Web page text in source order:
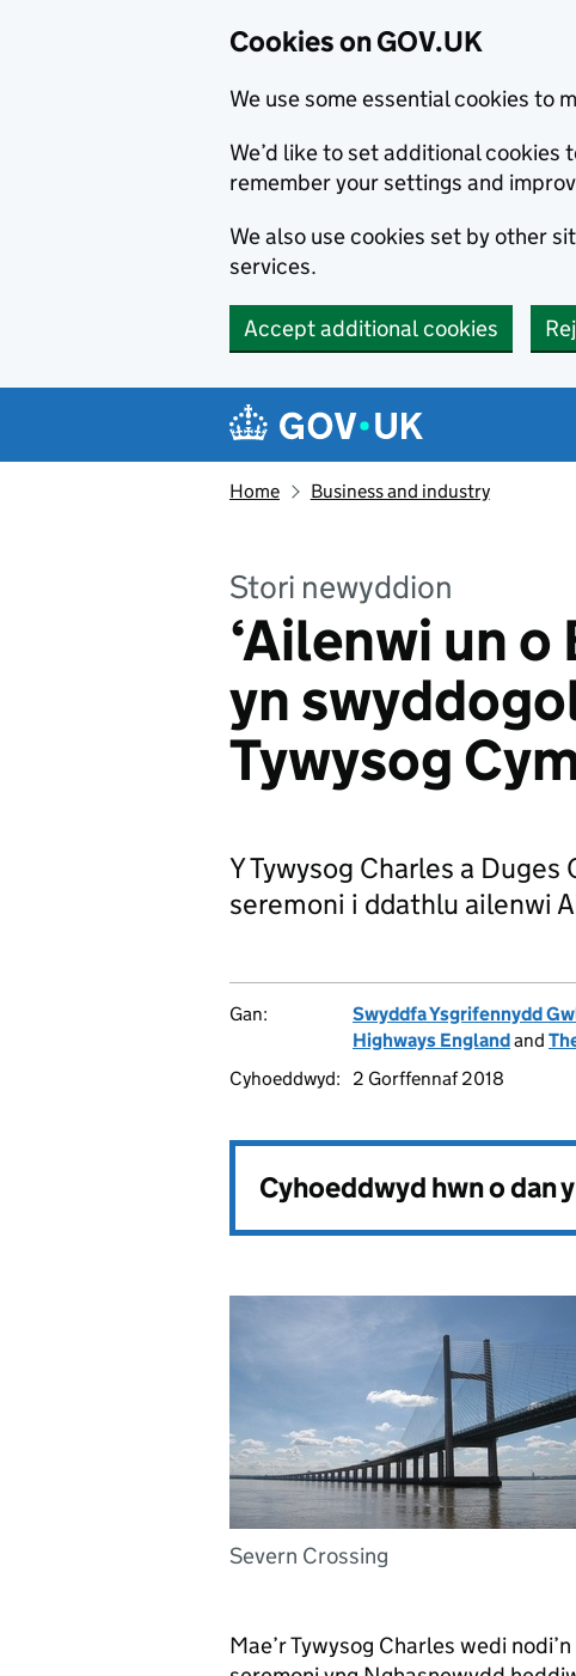
Cookies on GOV.UK
We use some essential cookies to
We’d like to set additional cookies
remember your settings and
We also use cookies set by other
services.
Accept additional cookies
Navigation menu
Home Business and industry
Stori newyddion
‘Ailenwi un
yn
Tywysog
Y Tywysog Charles a
seremoni i ddathlu ailenwi
Gan: Swyddfa Ysgrifennydd
Highways Englandand
Cyhoeddwyd:
2 Gorffennaf 2018
Cyhoeddwyd hwn o dan y
Severn Crossing
Mae’r Tywysog Charles wedi